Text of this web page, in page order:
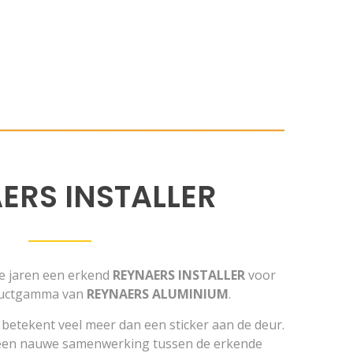
INSTALLER
jaren een erkend REYNAERS INSTALLERvoor
van REYNAERS ALUMINIUM.
veel meer dan een sticker aan de deur.
nauwe samenwerking tussen de erkende